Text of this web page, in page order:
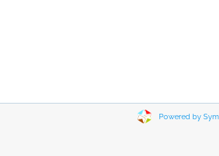
Powered by